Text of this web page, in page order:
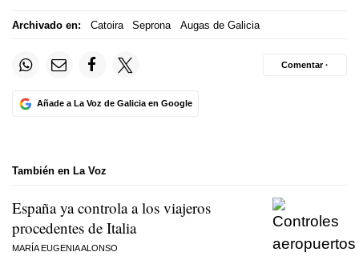
Archivado en: Catoira Seprona Augas de Galicia
Añade a La Voz de Galicia en Google
Comentar ·
También en La Voz
España ya controla a los viajeros
procedentes de Italia
MARÍA EUGENIA ALONSO